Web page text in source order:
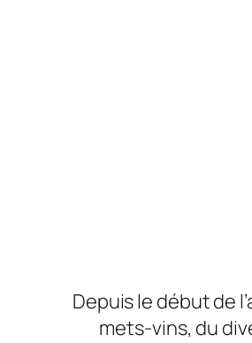
Depuis le début de
mets-vins, du